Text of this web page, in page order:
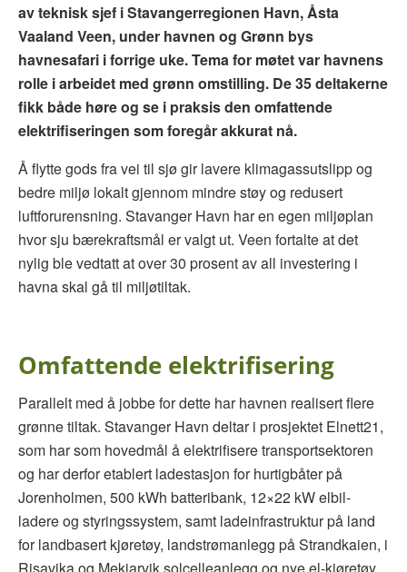
av teknisk sjef i Stavangerregionen Havn, Åsta
Vaaland Veen, under havnen og Grønn bys
havnesafari i forrige uke. Tema for møtet var havnens
rolle i arbeidet med grønn omstilling. De 35 deltakerne
fikk både høre og se i praksis den omfattende
elektrifiseringen som foregår akkurat nå.
Å flytte gods fra vei til sjø gir lavere klimagassutslipp og
bedre miljø lokalt gjennom mindre støy og redusert
luftforurensning. Stavanger Havn har en egen miljøplan
hvor sju bærekraftsmål er valgt ut. Veen fortalte at det
nylig ble vedtatt at over 30 prosent av all investering i
havna skal gå til miljøtiltak.
Omfattende elektrifisering
Parallelt med å jobbe for dette har havnen realisert flere
grønne tiltak. Stavanger Havn deltar i prosjektet Elnett21,
som har som hovedmål å elektrifisere transportsektoren
og har derfor etablert ladestasjon for hurtigbåter på
Jorenholmen, 500 kWh batteribank, 12×22 kW elbil-
ladere og styringssystem, samt ladeinfrastruktur på land
for landbasert kjøretøy, landstrømanlegg på Strandkaien, i
Risavika og Mekjarvik solcelleanlegg og nye el-kjøretøy.